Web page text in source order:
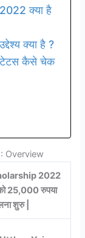
क्या है
क्या है ?
कैसे चेक
Overview
2022
को 25,000 रुपया
शुरु |